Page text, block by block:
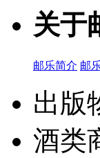
关于
邮乐简介 邮
出版
酒类